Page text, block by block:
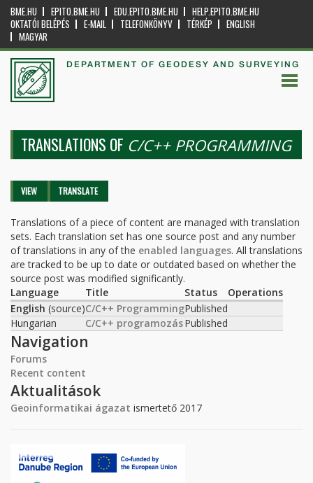
BME.HU EPITO.BME.HU EDU.EPITO.BME.HU
HELP.EPITO.BME.HU
OKTATÓI BELÉPÉS
E-MAIL TELEFONKÖNYV TÉRKÉP
ENGLISH
MAGYAR
DEPARTMENT OF GEODESY AND SURVEYING
TRANSLATIONS OF C/C++ PROGRAMMING
Primary tabs
VIEW TRANSLATE
Translations of a piece of content are managed with translation
sets. Each translation set has one source post and any number
of translations in any of the enabled languages. All translations
are tracked to be up to date or outdated based on whether the
source post was modified significantly.
Language
Title Status
Operations
English (source)C/C++ ProgrammingPublished
Hungarian
C/C++ programozásPublished
Navigation
Forums
Recent content
Aktualitások
Geoinformatikai ágazat ismertető 2017